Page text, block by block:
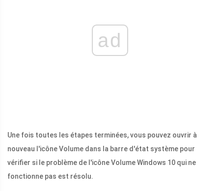
ad
Une fois toutes les étapes terminées, vous pouvez ouvrir à
nouveau l'icône Volume dans la barre d'état système pour
vérifier si le problème de l'icône Volume Windows 10 qui ne
fonctionne pas est résolu.